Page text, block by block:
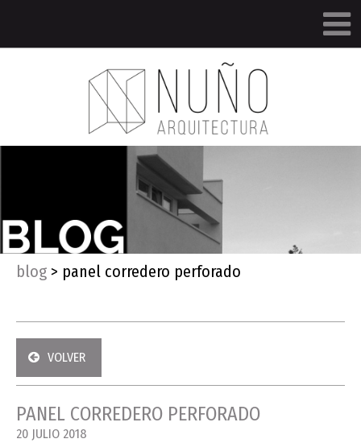
blog > panel corredero perforado
VOLVER
PANEL CORREDERO PERFORADO
20 JULIO 2018